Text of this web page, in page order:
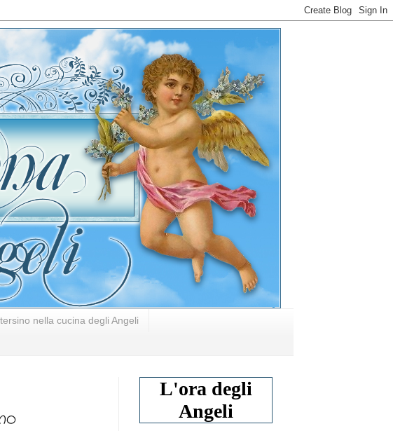
nella cucina degli Angeli
L'ora degli
Angeli